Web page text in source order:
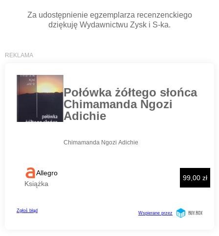
Za udostępnienie egzemplarza recenzenckiego
dziękuję Wydawnictwu Zysk i S-ka.